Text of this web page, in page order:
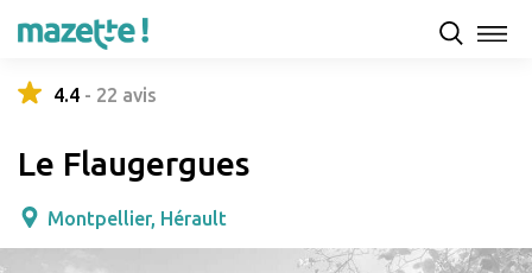
4.4 - 22 avis
Le Flaugergues
Montpellier, Hérault